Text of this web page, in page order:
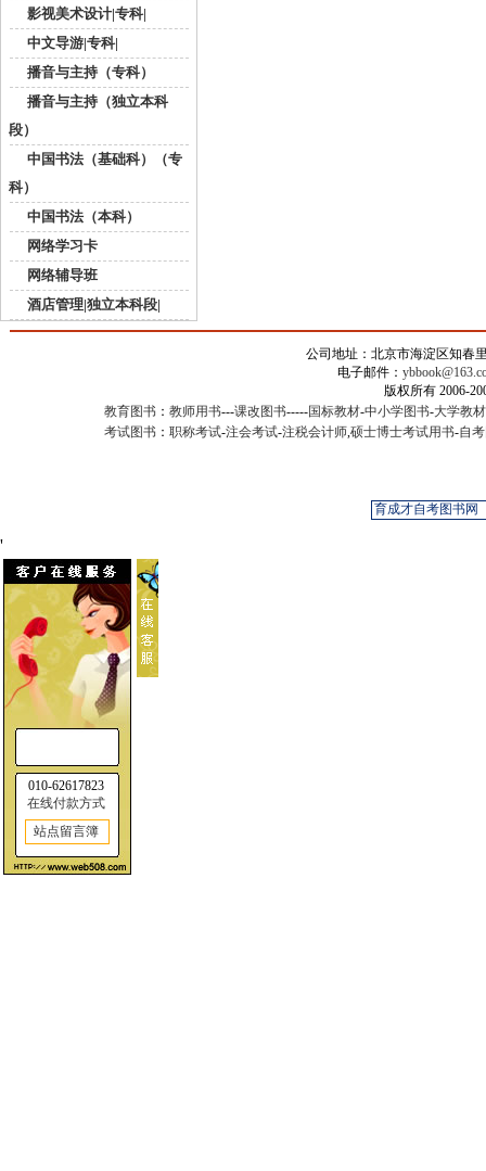
影视美术设计|专科|
中文导游|专科|
播音与主持（专科）
播音与主持（独立本科
段）
中国书法（基础科）（专
科）
中国书法（本科）
网络学习卡
网络辅导班
酒店管理|独立本科段|
公司地址：北京市海淀区知春
电子邮件：
版权所有 2006-
教育图书 ： 教师用书---课改图书-----国标教材-中小学图书-大学教材
考试图书 ： 职称考试-注会考试-注税会计师,硕士博士考试用书-自
'
010-62617823
在线付款方式
站点留言簿